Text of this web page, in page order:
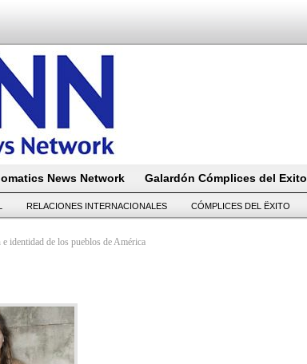
News Network Galardón Cómplices del Exito
RELACIONES INTERNACIONALES CÓMPLICES DEL ËXITO
identidad de los pueblos de América